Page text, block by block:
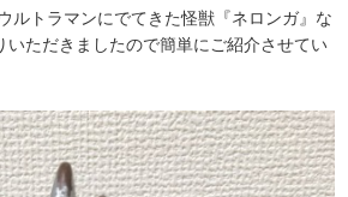
ルトラマンにでてきた怪獣『ネロンガ』な
いただきましたので簡単にご紹介させてい